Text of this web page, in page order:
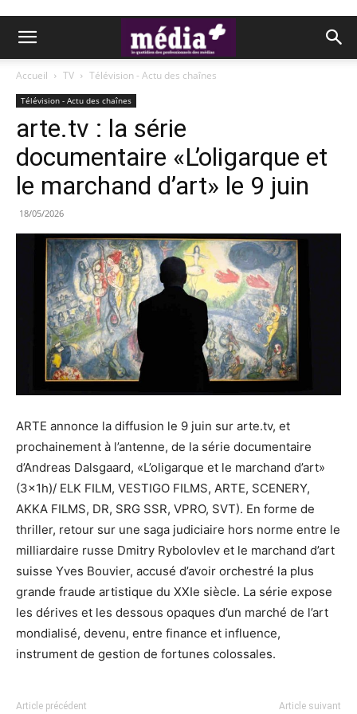
Accueil TV Télévision - Actu des chaînes
Télévision - Actu des chaînes
arte.tv : la série
documentaire «L’oligarque et
le marchand d’art» le 9 juin
18/05/2026
ARTE annonce la diffusion le 9 juin sur arte.tv, et
prochainement à l’antenne, de la série documentaire
d’Andreas Dalsgaard, «L’oligarque et le marchand d’art»
(3x1h)/ ELK FILM, VESTIGO FILMS, ARTE, SCENERY,
AKKA FILMS, DR, SRG SSR, VPRO, SVT). En forme de
thriller, retour sur une saga judiciaire hors norme entre le
milliardaire russe Dmitry Rybolovlev et le marchand d’art
suisse Yves Bouvier, accusé d’avoir orchestré la plus
grande fraude artistique du XXIe siècle. La série expose
les dérives et les dessous opaques d’un marché de l’art
mondialisé, devenu, entre finance et influence,
instrument de gestion de fortunes colossales.
Article précédent Article suivant